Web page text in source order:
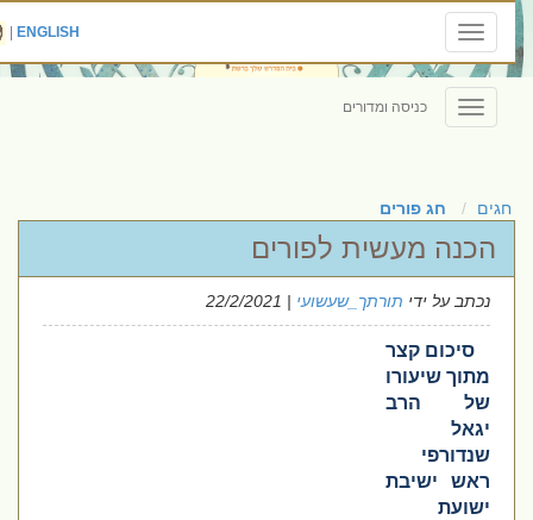
Toggle
navigation
ENGLISH
|
Toggle
navigation
כניסה ומדורים
חגים חג פורים
הכנה מעשית לפורים
נכתב על ידיתורתך_שעשועי| 22/2/2021
סיכום קצר
מתוך שיעורו
של הרב
יגאל
שנדורפי
ראש ישיבת
ישועת